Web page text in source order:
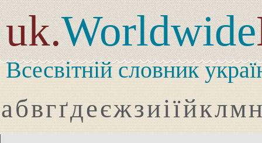
uk.Worldwide
Всесвітній словник
абвгґдеєжзиіїйклмн